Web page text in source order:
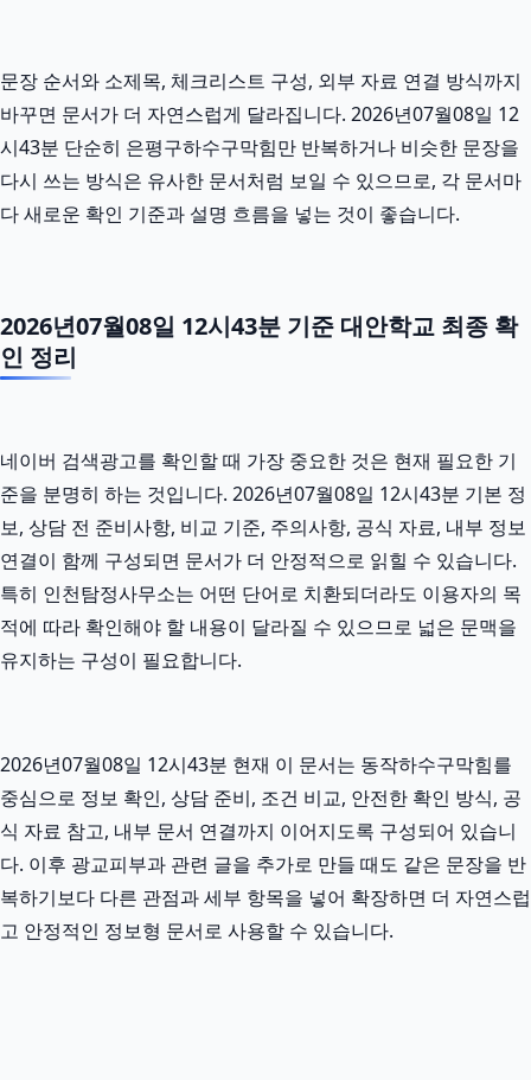
문장 순서와 소제목, 체크리스트 구성, 외부 자료 연결 방식까지
바꾸면 문서가 더 자연스럽게 달라집니다. 2026년07월08일 12
시43분 단순히 은평구하수구막힘만 반복하거나 비슷한 문장을
다시 쓰는 방식은 유사한 문서처럼 보일 수 있으므로, 각 문서마
다 새로운 확인 기준과 설명 흐름을 넣는 것이 좋습니다.
2026년07월08일 12시43분 기준 대안학교 최종 확
인 정리
네이버 검색광고를 확인할 때 가장 중요한 것은 현재 필요한 기
준을 분명히 하는 것입니다. 2026년07월08일 12시43분 기본 정
보, 상담 전 준비사항, 비교 기준, 주의사항, 공식 자료, 내부 정보
연결이 함께 구성되면 문서가 더 안정적으로 읽힐 수 있습니다.
특히 인천탐정사무소는 어떤 단어로 치환되더라도 이용자의 목
적에 따라 확인해야 할 내용이 달라질 수 있으므로 넓은 문맥을
유지하는 구성이 필요합니다.
2026년07월08일 12시43분 현재 이 문서는 동작하수구막힘를
중심으로 정보 확인, 상담 준비, 조건 비교, 안전한 확인 방식, 공
식 자료 참고, 내부 문서 연결까지 이어지도록 구성되어 있습니
다. 이후 광교피부과 관련 글을 추가로 만들 때도 같은 문장을 반
복하기보다 다른 관점과 세부 항목을 넣어 확장하면 더 자연스럽
고 안정적인 정보형 문서로 사용할 수 있습니다.